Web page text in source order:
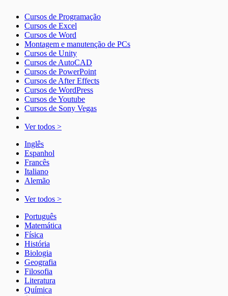
Cursos de Programação
Cursos de Excel
Cursos de Word
Montagem e manutenção de PCs
Cursos de Unity
Cursos de AutoCAD
Cursos de PowerPoint
Cursos de After Effects
Cursos de WordPress
Cursos de Youtube
Cursos de Sony Vegas
Ver todos >
Inglês
Espanhol
Francês
Italiano
Alemão
Ver todos >
Português
Matemática
Física
História
Biologia
Geografia
Filosofia
Literatura
Química